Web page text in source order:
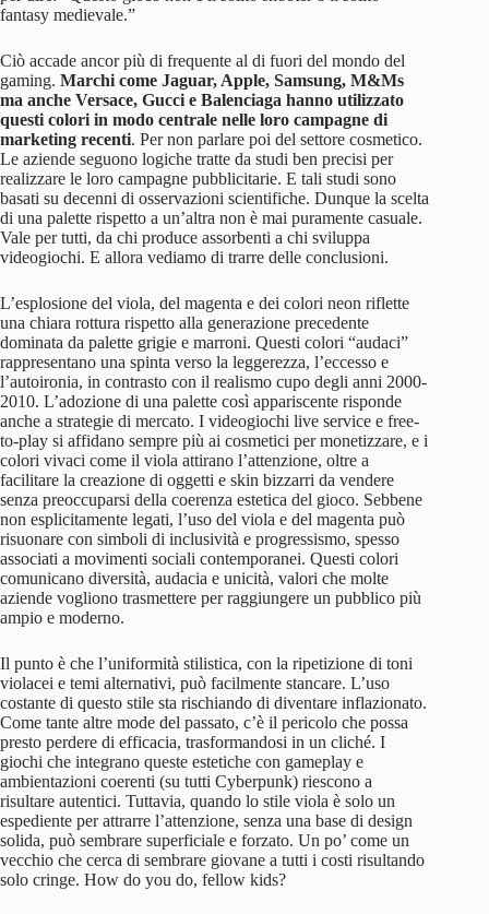
fantasy medievale.”
Ciò accade ancor più di frequente al di fuori del mondo del
gaming. Marchi come Jaguar, Apple, Samsung, M&Ms
ma anche Versace, Gucci e Balenciaga hanno utilizzato
questi colori in modo centrale nelle loro campagne di
marketing recenti. Per non parlare poi del settore cosmetico.
Le aziende seguono logiche tratte da studi ben precisi per
realizzare le loro campagne pubblicitarie. E tali studi sono
basati su decenni di osservazioni scientifiche. Dunque la scelta
di una palette rispetto a un’altra non è mai puramente casuale.
Vale per tutti, da chi produce assorbenti a chi sviluppa
videogiochi. E allora vediamo di trarre delle conclusioni.
L’esplosione del viola, del magenta e dei colori neon riflette
una chiara rottura rispetto alla generazione precedente
dominata da palette grigie e marroni. Questi colori “audaci”
rappresentano una spinta verso la leggerezza, l’eccesso e
l’autoironia, in contrasto con il realismo cupo degli anni 2000-
2010. L’adozione di una palette così appariscente risponde
anche a strategie di mercato. I videogiochi live service e free-
to-play si affidano sempre più ai cosmetici per monetizzare, e i
colori vivaci come il viola attirano l’attenzione, oltre a
facilitare la creazione di oggetti e skin bizzarri da vendere
senza preoccuparsi della coerenza estetica del gioco. Sebbene
non esplicitamente legati, l’uso del viola e del magenta può
risuonare con simboli di inclusività e progressismo, spesso
associati a movimenti sociali contemporanei. Questi colori
comunicano diversità, audacia e unicità, valori che molte
aziende vogliono trasmettere per raggiungere un pubblico più
ampio e moderno.
Il punto è che l’uniformità stilistica, con la ripetizione di toni
violacei e temi alternativi, può facilmente stancare. L’uso
costante di questo stile sta rischiando di diventare inflazionato.
Come tante altre mode del passato, c’è il pericolo che possa
presto perdere di efficacia, trasformandosi in un cliché. I
giochi che integrano queste estetiche con gameplay e
ambientazioni coerenti (su tutti Cyberpunk) riescono a
risultare autentici. Tuttavia, quando lo stile viola è solo un
espediente per attrarre l’attenzione, senza una base di design
solida, può sembrare superficiale e forzato. Un po’ come un
vecchio che cerca di sembrare giovane a tutti i costi risultando
solo cringe. How do you do, fellow kids?